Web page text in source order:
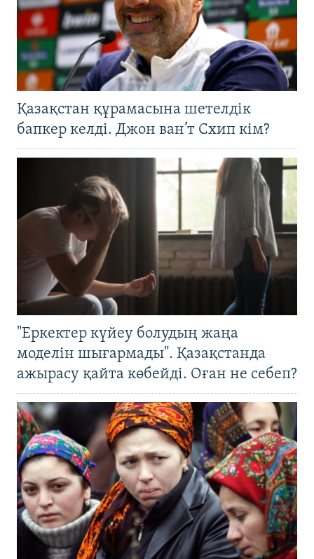
Қазақстан құрамасына шетелдік
бапкер келді. Джон ван’т Схип кім?
"Еркектер күйеу болудың жаңа
моделін шығармады". Қазақстанда
ажырасу қайта көбейді. Оған не себеп?